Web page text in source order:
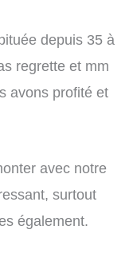
depuis 35 à
regrette et mm
avons profité et
avec notre
surtout
également.